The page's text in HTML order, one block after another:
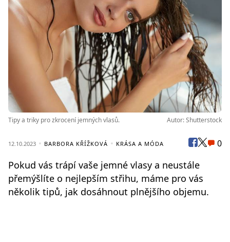
Tipy a triky pro zkrocení jemných vlasů. Autor: Shutterstock
12.10.2023 BARBORA KŘÍŽKOVÁ KRÁSA A MÓDA 0
Pokud vás trápí vaše jemné vlasy a neustále
přemýšlíte o nejlepším střihu, máme pro vás
několik tipů, jak dosáhnout plnějšího objemu.